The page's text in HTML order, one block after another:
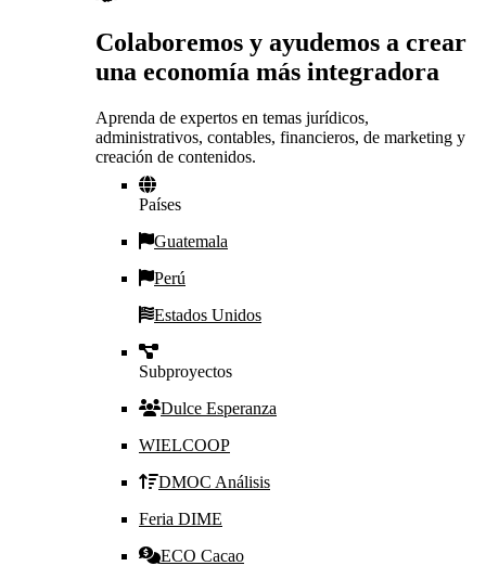
Colaboremos y ayudemos a crear
una economía más integradora
Aprenda de expertos en temas jurídicos,
administrativos, contables, financieros, de marketing y
creación de contenidos.
Países
Guatemala
Perú
Estados Unidos
Subproyectos
Dulce Esperanza
WIELCOOP
DMOC Análisis
Feria DIME
ECO Cacao